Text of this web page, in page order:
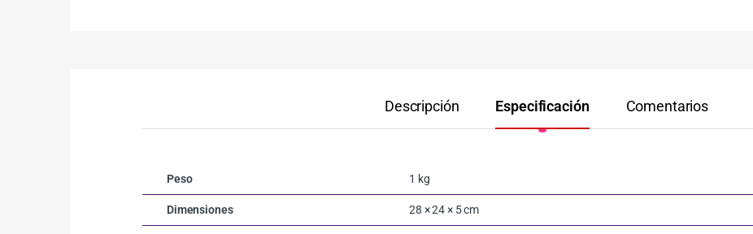
Descripción Especificación Comentarios
Peso 1 kg
Dimensiones 28 × 24 × 5 cm